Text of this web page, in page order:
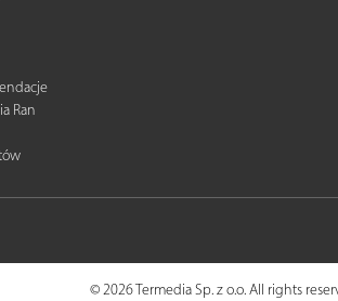
Ran
© 2026 Termedia Sp. z o.o. All rights